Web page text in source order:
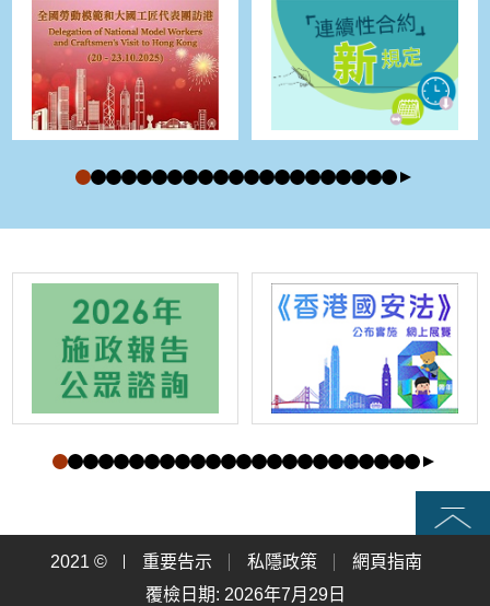
頁首
2021 © 重要告示 私隱政策
網頁指南
覆檢日期: 2026年7月29日